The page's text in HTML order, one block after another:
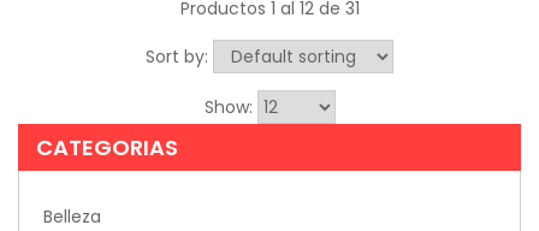
Productos 1 al 12 de 31
Sort by:
Show:
CATEGORIAS
Belleza